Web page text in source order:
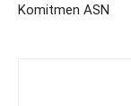
Komitmen ASN